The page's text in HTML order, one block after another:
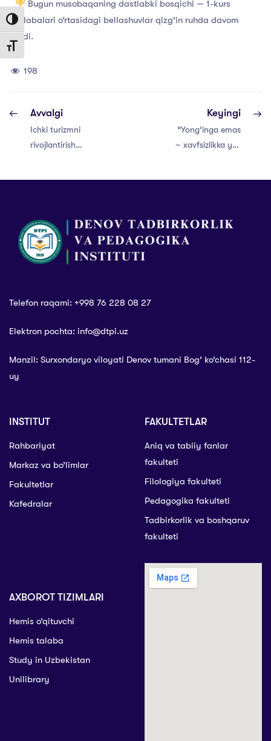
Toggle High Contrast
Toggle Font size
Bugun musobaqaning dastlabki bosqichi — 1-kurs
talabalari o‘rtasidagi bellashuvlar qizg‘in ruhda davom
etdi.
198
Avvalgi
Ichki turizmni
rivojlantirish
Keyingi
“Yong‘inga emas
– xavfsizlikka yo‘l
Telefon raqami: +998 76 228 08 27
Elektron pochta: info@dtpi.uz
Manzil: Surxondaryo viloyati Denov tumani Bog’ ko’chasi 112-
uy
INSTITUT
Rahbariyat
Markaz va bo’limlar
Fakultetlar
Kafedralar
FAKULTETLAR
Aniq va tabiiy fanlar
fakulteti
Filologiya fakulteti
Pedagogika fakulteti
Tadbirkorlik va boshqaruv
fakulteti
AXBOROT TIZIMLARI
Hemis o’qituvchi
Hemis talaba
Study in Uzbekistan
Unilibrary